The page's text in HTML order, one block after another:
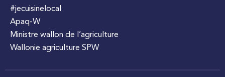
#jecuisinelocal
Apaq-W
Ministre wallon de l’agriculture
Wallonie agriculture SPW